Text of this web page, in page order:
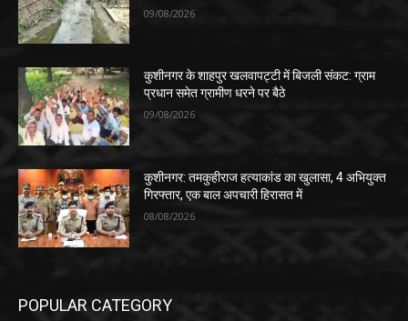
09/08/2026
कुशीनगर के शाहपुर खलवापट्टी में बिजली संकट: ग्राम
प्रधान समेत ग्रामीण धरने पर बैठे
09/08/2026
कुशीनगर: तमकुहीराज हत्याकांड का खुलासा, 4 अभियुक्त
गिरफ्तार, एक बाल अपचारी हिरासत में
08/08/2026
POPULAR CATEGORY